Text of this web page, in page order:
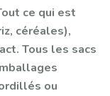
ce qui est
céréales),
Tous les sacs
ou